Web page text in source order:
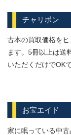
チャリボン
古本の買取価格を
ます。5冊以上は送
いただくだけでOKで
お宝エイド
家に眠っている中